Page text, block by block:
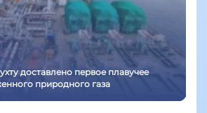
доставлено первое плавучее
природного газа